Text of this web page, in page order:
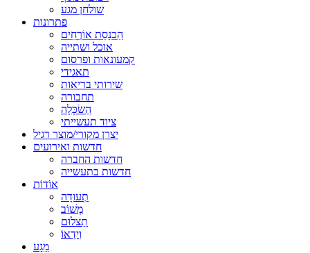
שולחן מגע
פתרונות
הַכנָסַת אוֹרְחִים
אוכל ושתייה
קמעונאות ופרסום
תאגידי
שירותי בריאות
תחבורה
הַשׂכָּלָה
ציוד תעשייתי
יצרן מקורי/מוצר רגיל
חדשות ואירועים
חדשות החברה
חדשות בתעשייה
אוֹדוֹת
תְעוּדָה
מָשׁוֹב
תַצלוּם
וִידֵאוֹ
מַגָע